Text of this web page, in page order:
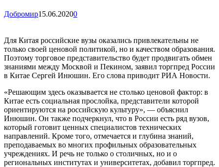
Добромир15.06.20200
Для Китая российские вузы оказались привлекательны не
только своей ценовой политикой, но и качеством образования.
Поэтому торговое представительство будет продвигать обмен
знаниями между Москвой и Пекином, заявил торгпред России
в Китае Сергей Инюшин. Его слова приводит РИА Новости.
«Решающим здесь оказывается не столько ценовой фактор: в
Китае есть социальная прослойка, представители которой
ориентируются на российскую культуру», — объяснил
Инюшин. Он также подчеркнул, что в России есть ряд вузов,
который готовит ценных специалистов технических
направлений. Кроме того, отмечается и глубина знаний,
преподаваемых во многих профильных образовательных
учреждениях. И речь не только о столичных, но и о
региональных институтах и университетах, добавил торгпред.